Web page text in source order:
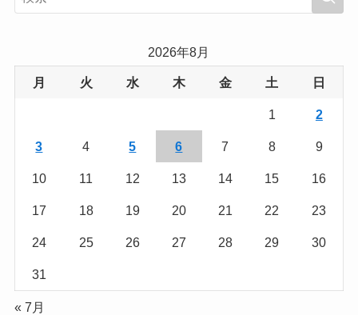
2026年8月
月 火 水 木 金 土 日
1 2
3 4 5 6 7 8 9
10 11 12 13 14 15 16
17 18 19 20 21 22 23
24 25 26 27 28 29 30
31
« 7月